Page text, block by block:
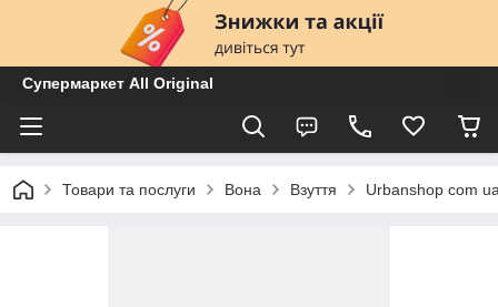
Супермаркет All Original
Товари та послуги Вона Взуття Urbanshop com